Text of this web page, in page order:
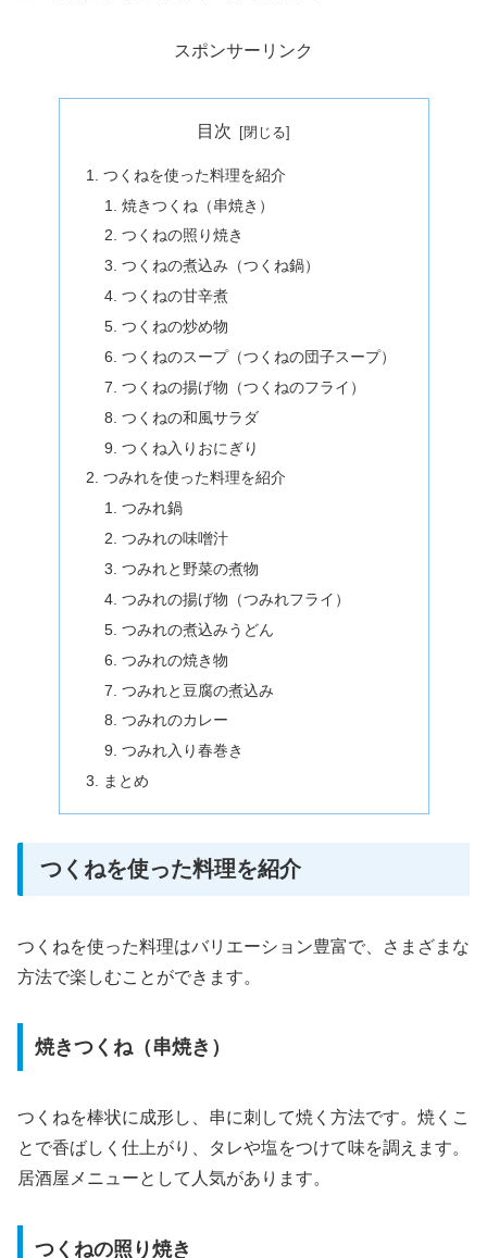
スポンサーリンク
目次
つくねを使った料理を紹介
焼きつくね（串焼き）
つくねの照り焼き
つくねの煮込み（つくね鍋）
つくねの甘辛煮
つくねの炒め物
つくねのスープ（つくねの団子スープ）
つくねの揚げ物（つくねのフライ）
つくねの和風サラダ
つくね入りおにぎり
つみれを使った料理を紹介
つみれ鍋
つみれの味噌汁
つみれと野菜の煮物
つみれの揚げ物（つみれフライ）
つみれの煮込みうどん
つみれの焼き物
つみれと豆腐の煮込み
つみれのカレー
つみれ入り春巻き
まとめ
つくねを使った料理を紹介
つくねを使った料理はバリエーション豊富で、さまざまな
方法で楽しむことができます。
焼きつくね（串焼き）
つくねを棒状に成形し、串に刺して焼く方法です。焼くこ
とで香ばしく仕上がり、タレや塩をつけて味を調えます。
居酒屋メニューとして人気があります。
つくねの照り焼き